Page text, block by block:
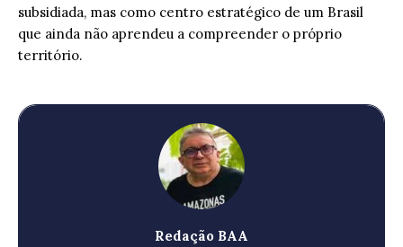
subsidiada, mas como centro estratégico de um Brasil
que ainda não aprendeu a compreender o próprio
território.
Redação BAA